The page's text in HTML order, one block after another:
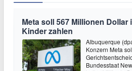
Meta soll 567 Millionen
Kinder zahlen
Albuquerque
Konzern Meta
Bundesstaat